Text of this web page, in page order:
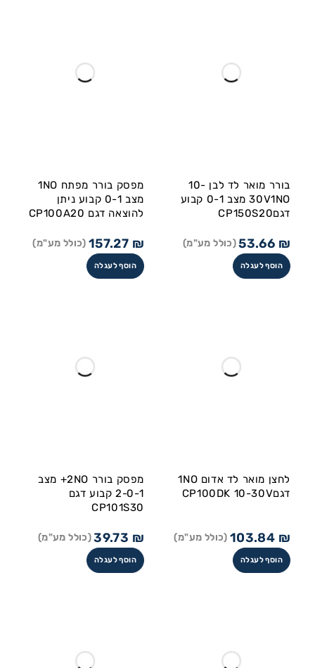
בורר מואר לד לבן 10-
30V1NO מצב 0-1 קבוע
דגםCP150S20
53.66 ₪ (כולל מע"מ)
הוסף לעגלה
מפסק בורר מפתח 1NO
מצב 0-1 קבוע ניתן
להוצאה דגם CP100A20
157.27 ₪ (כולל מע"מ)
הוסף לעגלה
לחצן מואר לד אדום 1NO
דגםCP100DK 10-30V
103.84 ₪ (כולל מע"מ)
הוסף לעגלה
מפסק בורר 2NO+ מצב
2-0-1 קבוע דגם
CP101S30
39.73 ₪ (כולל מע"מ)
הוסף לעגלה